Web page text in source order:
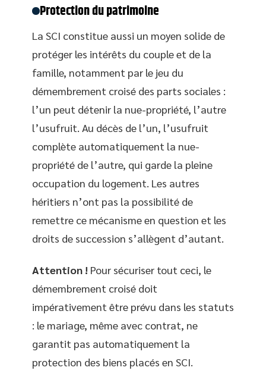
Protection du patrimoine
La SCI constitue aussi un moyen solide de
protéger les intérêts du couple et de la
famille, notamment par le jeu du
démembrement croisé des parts sociales :
l’un peut détenir la nue-propriété, l’autre
l’usufruit. Au décès de l’un, l’usufruit
complète automatiquement la nue-
propriété de l’autre, qui garde la pleine
occupation du logement. Les autres
héritiers n’ont pas la possibilité de
remettre ce mécanisme en question et les
droits de succession s’allègent d’autant.
Attention ! Pour sécuriser tout ceci, le
démembrement croisé doit
impérativement être prévu dans les statuts
: le mariage, même avec contrat, ne
garantit pas automatiquement la
protection des biens placés en SCI.